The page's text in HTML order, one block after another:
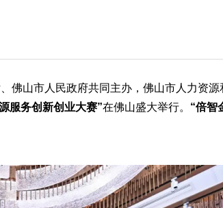
佛山市人民政府共同主办，佛山市人力资
服务创新创业大赛”在佛山盛大举行。 “倍智